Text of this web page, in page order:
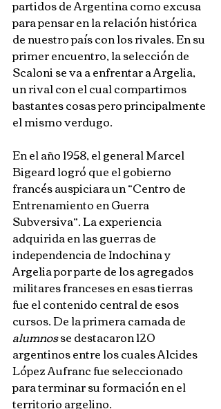
partidos de Argentina como excusa
para pensar en la relación histórica
de nuestro país con los rivales. En su
primer encuentro, la selección de
Scaloni se va a enfrentar a Argelia,
un rival con el cual compartimos
bastantes cosas pero principalmente
el mismo verdugo.
En el año 1958, el general Marcel
Bigeard logró que el gobierno
francés auspiciara un “Centro de
Entrenamiento en Guerra
Subversiva”. La experiencia
adquirida en las guerras de
independencia de Indochina y
Argelia por parte de los agregados
militares franceses en esas tierras
fue el contenido central de esos
cursos. De la primera camada de
alumnos se destacaron 120
argentinos entre los cuales Alcides
López Aufranc fue seleccionado
para terminar su formación en el
territorio argelino.